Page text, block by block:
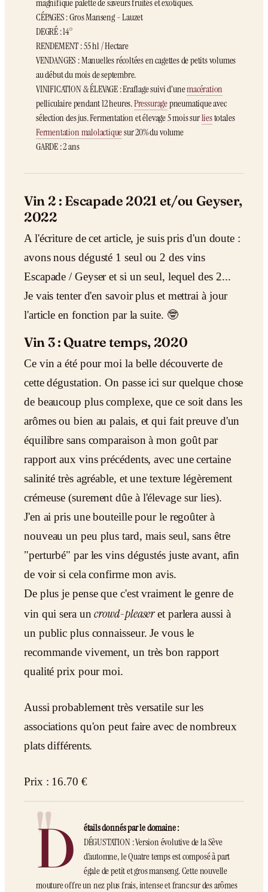
magnifique palette de saveurs fruités et exotiques.
CÉPAGES : Gros Manseng - Lauzet
DEGRÉ : 14°
RENDEMENT : 55 hl / Hectare
VENDANGES : Manuelles récoltées en cagettes de petits volumes
au début du mois de septembre.
VINIFICATION & ÉLEVAGE : Eraflage suivi d’unemacération
pelliculaire pendant 12 heures.Pressuragepneumatique avec
sélection des jus. Fermentation et élevage 5 mois surliestotales
Fermentation malolactiquesur 20% du volume
GARDE : 2 ans
Vin 2 : Escapade 2021 et/ou Geyser,
2022
A l'écriture de cet article, je suis pris d'un doute :
avons nous dégusté 1 seul ou 2 des vins
Escapade / Geyser et si un seul, lequel des 2...
Je vais tenter d'en savoir plus et mettrai à jour
l'article en fonction par la suite. 🤓
Vin 3 : Quatre temps, 2020
Ce vin a été pour moi la belle découverte de
cette dégustation. On passe ici sur quelque chose
de beaucoup plus complexe, que ce soit dans les
arômes ou bien au palais, et qui fait preuve d'un
équilibre sans comparaison à mon goût par
rapport aux vins précédents, avec une certaine
salinité très agréable, et une texture légèrement
crémeuse (surement dûe à l'élevage sur lies).
J'en ai pris une bouteille pour le regoûter à
nouveau un peu plus tard, mais seul, sans être
"perturbé" par les vins dégustés juste avant, afin
de voir si cela confirme mon avis.
De plus je pense que c'est vraiment le genre de
vin qui sera uncrowd-pleaseret parlera aussi à
un public plus connaisseur. Je vous le
recommande vivement, un très bon rapport
qualité prix pour moi.
Aussi probablement très versatile sur les
associations qu'on peut faire avec de nombreux
plats différents.
Prix : 16.70 €
D
étails donnés par le domaine :
DÉGUSTATION : Version évolutive de la Sève
d’automne, le Quatre temps est composé à part
égale de petit et gros manseng. Cette nouvelle
mouture offre un nez plus frais, intense et franc sur des arômes